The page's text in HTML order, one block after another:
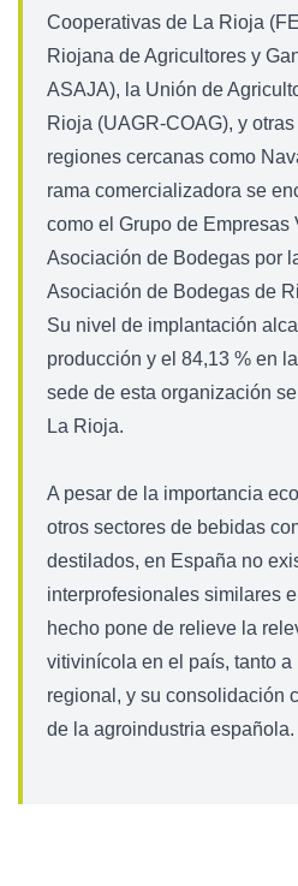
Cooperativas de La Rioja
Riojana de Agricultores y
ASAJA), la Unión de
Rioja (UAGR-COAG), y
regiones cercanas como
rama comercializadora se
como el Grupo de
Asociación de Bodegas por
Asociación de Bodegas de
Su nivel de implantación
producción y el 84,13 % en
sede de esta organización
La Rioja.
A pesar de la importancia
otros sectores de bebidas
destilados, en España no
interprofesionales similares
hecho pone de relieve la
vitivinícola en el país, tanto
regional, y su consolidación
de la agroindustria española.